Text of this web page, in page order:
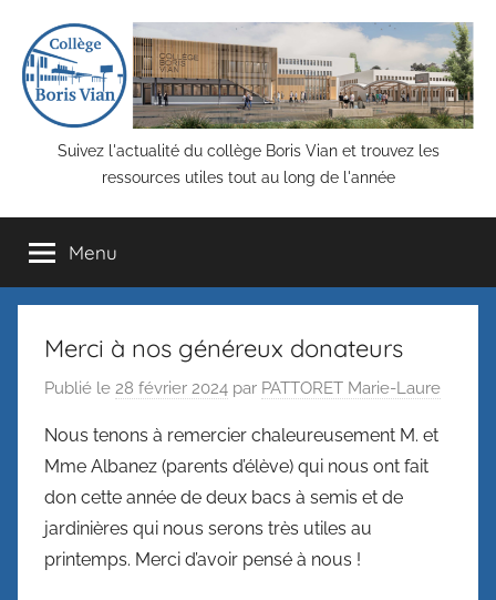
contenu
COLLEGE
BORIS
VIAN,
Saint-
Priest
Site
officiel
Suivez l'actualité du collège Boris Vian et trouvez les
ressources utiles tout au long de l'année
Menu
Merci à nos généreux donateurs
Publié le 28 février 2024 par PATTORET Marie-Laure
Nous tenons à remercier chaleureusement M. et
Mme Albanez (parents d’élève) qui nous ont fait
don cette année de deux bacs à semis et de
jardinières qui nous serons très utiles au
printemps. Merci d’avoir pensé à nous !